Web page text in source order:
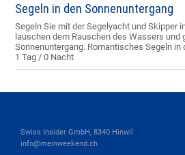
Segeln in den Sonnenuntergang
Segeln Sie mit der Segelyacht und Skipper
lauschen dem Rauschen des Wassers und
Sonnenuntergang. Romantisches Segeln in
1 Tag / 0 Nacht
Swiss Insider GmbH, 8340 Hinwil
info@meinweekend.ch